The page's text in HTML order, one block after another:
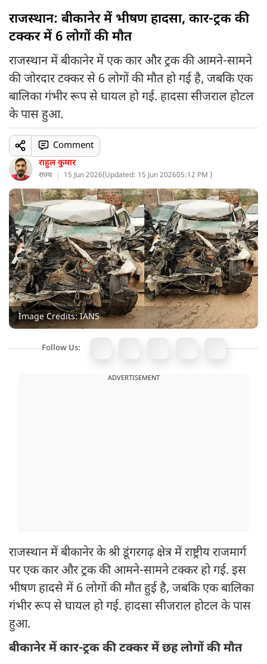
राजस्थान: बीकानेर में भीषण हादसा, कार-ट्रक की
टक्कर में 6 लोगों की मौत
राजस्थान में बीकानेर में एक कार और ट्रक की आमने-सामने
की जोरदार टक्कर से 6 लोगों की मौत हो गई है, जबकि एक
बालिका गंभीर रूप से घायल हो गई. हादसा सीजराल होटल
के पास हुआ.
राहुल कुमार
राज्य 15 Jun 2026(Updated: 15 Jun 202605:12 PM )
Comment
Image Credits: IANS
Follow Us:
ADVERTISEMENT
राजस्थान में बीकानेर के श्री डूंगरगढ़ क्षेत्र में राष्ट्रीय राजमार्ग
पर एक कार और ट्रक की आमने-सामने टक्कर हो गई. इस
भीषण हादसे में 6 लोगों की मौत हुई है, जबकि एक बालिका
गंभीर रूप से घायल हो गई. हादसा सीजराल होटल के पास
हुआ.
बीकानेर में कार-ट्रक की टक्कर में छह लोगों की मौत